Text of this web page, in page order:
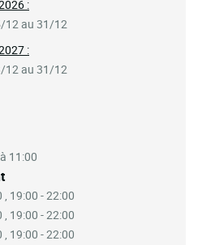
11:00
, 19:00 - 22:00
, 19:00 - 22:00
, 19:00 - 22:00
:
12 au 31/12
:
12 au 31/12